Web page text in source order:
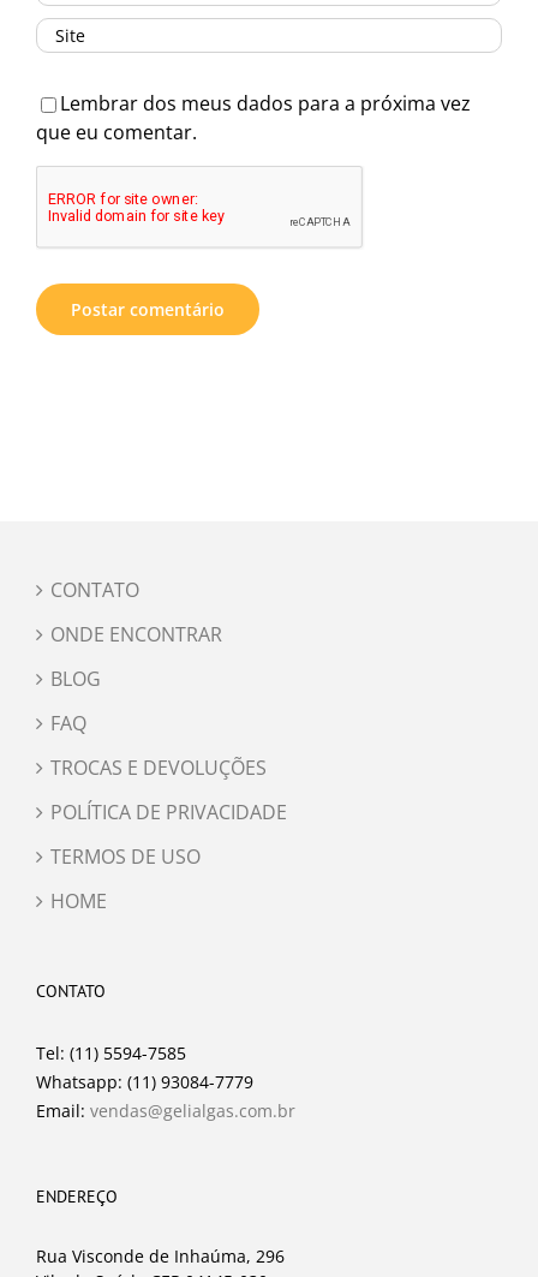
Lembrar dos meus dados para a próxima vez
que eu comentar.
CONTATO
ONDE ENCONTRAR
BLOG
FAQ
TROCAS E DEVOLUÇÕES
POLÍTICA DE PRIVACIDADE
TERMOS DE USO
HOME
CONTATO
Tel: (11) 5594-7585
Whatsapp: (11) 93084-7779
Email: vendas@gelialgas.com.br
ENDEREÇO
Rua Visconde de Inhaúma, 296